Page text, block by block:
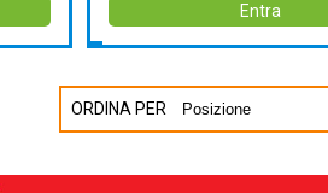
Entra
ORDINA PER